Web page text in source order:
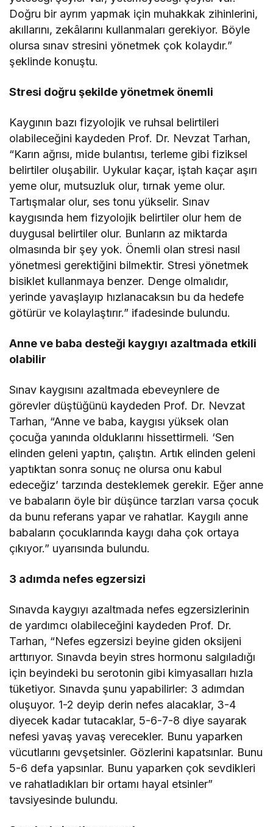
Doğru bir ayrım yapmak için muhakkak zihinlerini,
akıllarını, zekâlarını kullanmaları gerekiyor. Böyle
olursa sınav stresini yönetmek çok kolaydır.”
şeklinde konuştu.
Stresi doğru şekilde yönetmek önemli
Kaygının bazı fizyolojik ve ruhsal belirtileri
olabileceğini kaydeden Prof. Dr. Nevzat Tarhan,
“Karın ağrısı, mide bulantısı, terleme gibi fiziksel
belirtiler oluşabilir. Uykular kaçar, iştah kaçar aşırı
yeme olur, mutsuzluk olur, tırnak yeme olur.
Tartışmalar olur, ses tonu yükselir. Sınav
kaygısında hem fizyolojik belirtiler olur hem de
duygusal belirtiler olur. Bunların az miktarda
olmasında bir şey yok. Önemli olan stresi nasıl
yönetmesi gerektiğini bilmektir. Stresi yönetmek
bisiklet kullanmaya benzer. Denge olmalıdır,
yerinde yavaşlayıp hızlanacaksın bu da hedefe
götürür ve kolaylaştırır.” ifadesinde bulundu.
Anne ve baba desteği kaygıyı azaltmada etkili
olabilir
Sınav kaygısını azaltmada ebeveynlere de
görevler düştüğünü kaydeden Prof. Dr. Nevzat
Tarhan, “Anne ve baba, kaygısı yüksek olan
çocuğa yanında olduklarını hissettirmeli. ‘Sen
elinden geleni yaptın, çalıştın. Artık elinden geleni
yaptıktan sonra sonuç ne olursa onu kabul
edeceğiz’ tarzında desteklemek gerekir. Eğer anne
ve babaların öyle bir düşünce tarzları varsa çocuk
da bunu referans yapar ve rahatlar. Kaygılı anne
babaların çocuklarında kaygı daha çok ortaya
çıkıyor.” uyarısında bulundu.
3 adımda nefes egzersizi
Sınavda kaygıyı azaltmada nefes egzersizlerinin
de yardımcı olabileceğini kaydeden Prof. Dr.
Tarhan, “Nefes egzersizi beyine giden oksijeni
arttırıyor. Sınavda beyin stres hormonu salgıladığı
için beyindeki bu serotonin gibi kimyasalları hızla
tüketiyor. Sınavda şunu yapabilirler: 3 adımdan
oluşuyor. 1-2 deyip derin nefes alacaklar, 3-4
diyecek kadar tutacaklar, 5-6-7-8 diye sayarak
nefesi yavaş yavaş verecekler. Bunu yaparken
vücutlarını gevşetsinler. Gözlerini kapatsınlar. Bunu
5-6 defa yapsınlar. Bunu yaparken çok sevdikleri
ve rahatladıkları bir ortamı hayal etsinler”
tavsiyesinde bulundu.